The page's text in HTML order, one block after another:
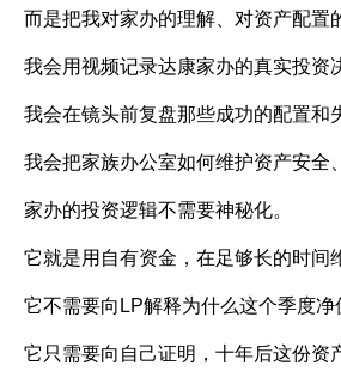
而是把我对家办的理解、对资产配置
我会用视频记录达康家办的真实投资
我会在镜头前复盘那些成功的配置和
我会把家族办公室如何维护资产安全
家办的投资逻辑不需要神秘化。
它就是用自有资金，在足够长的时间
它不需要向 LP解释为什么这个季度净
它只需要向自己证明，十年后这份资